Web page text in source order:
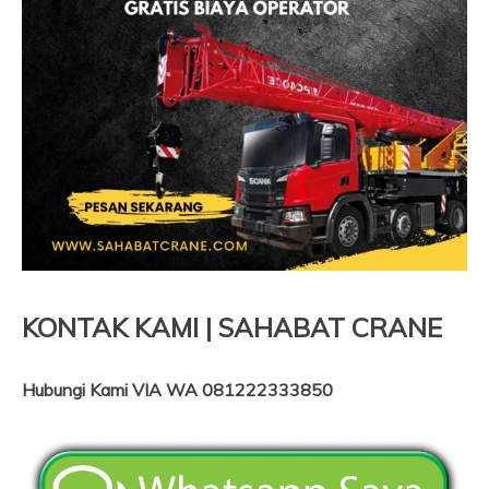
KONTAK KAMI | SAHABAT CRANE
Hubungi Kami VIA WA 081222333850